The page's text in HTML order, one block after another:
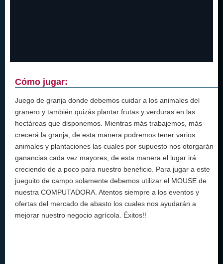
Cómo jugar:
Juego de granja donde debemos cuidar a los animales del
granero y también quizás plantar frutas y verduras en las
hectáreas que disponemos. Mientras más trabajemos, más
crecerá la granja, de esta manera podremos tener varios
animales y plantaciones las cuales por supuesto nos otorgarán
ganancias cada vez mayores, de esta manera el lugar irá
creciendo de a poco para nuestro beneficio. Para jugar a este
jueguito de campo solamente debemos utilizar el MOUSE de
nuestra COMPUTADORA. Atentos siempre a los eventos y
ofertas del mercado de abasto los cuales nos ayudarán a
mejorar nuestro negocio agrícola. Éxitos!!